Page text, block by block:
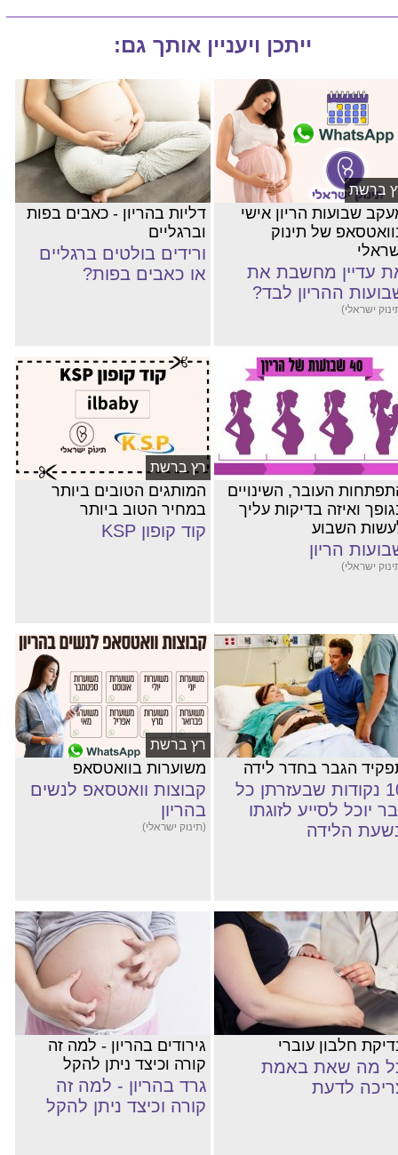
ייתכן ויעניין אותך גם:
ברשת
שבועות הריון אישי
של תינוק
עדיין מחשבת את
ההריון לבד?
ישראלי)
דליות בהריון - כאבים בפות
וברגליים
ורידים בולטים ברגליים
או כאבים בפות?
העובר, השינויים
ואיזה בדיקות עליך
השבוע
הריון
ישראלי)
רץ ברשת
המותגים הטובים ביותר
במחיר הטוב ביותר
קוד קופון KSP
הגבר בחדר לידה
10 נקודות שבעזרתן כל
יוכל לסייע לזוגתו
הלידה
רץ ברשת
משוערות בוואטסאפ
קבוצות וואטסאפ לנשים
בהריון
(תינוק ישראלי)
חלבון עוברי
מה שאת באמת
לדעת
גירודים בהריון - למה זה
קורה וכיצד ניתן להקל
גרד בהריון - למה זה
קורה וכיצד ניתן להקל